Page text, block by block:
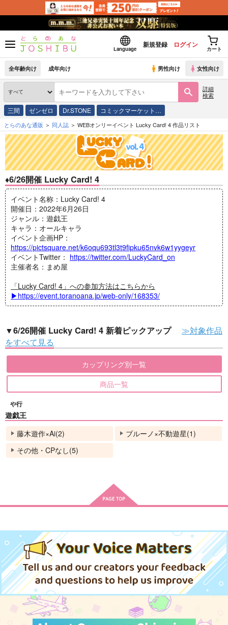
Language
新規登録 ログイン
カート
全年齢向け 成年向け 男性向け 女性向け
詳細
検索
三間 ゼンゼロ Dr.STONE コミックマーケット…
とらのあな通販 同人誌 WEBオンリーイベント Lucky Card! 4 作品リスト
♦6/26開催 Lucky Card! 4
イベント名称：Lucky Card! 4
開催日：2022年6月26日
ジャンル：遊戯王
キャラ：オールキャラ
イベント企画HP：
https://pictsquare.net/k6oqu693tl3t9fipku65nvk6w1yygeyr
イベントTwitter： https://twitter.com/LuckyCard_on
主催者名：まめ屋
「Lucky Card! 4」への参加方法はこちらから
▶https://event.toranoana.jp/web-only/168353/
▼6/26開催 Lucky Card! 4 新着ピックアップ ≫対象作品
をすべて見る
カップリング別一覧
商品一覧
や行
遊戯王
藤木遊作×Ai(2)
ブルーノ×不動遊星(1)
その他・CPなし(5)